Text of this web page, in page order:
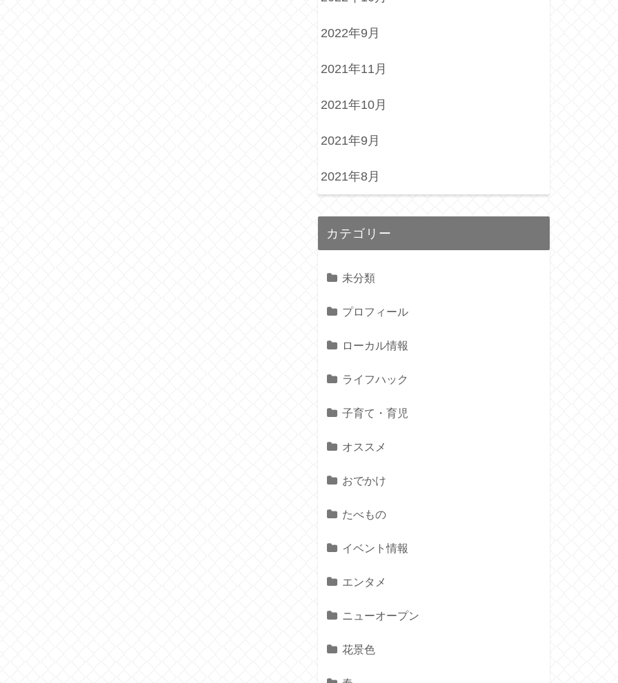
2022年9月
2021年11月
2021年10月
2021年9月
2021年8月
カテゴリー
未分類
プロフィール
ローカル情報
ライフハック
子育て・育児
オススメ
おでかけ
たべもの
イベント情報
エンタメ
ニューオープン
花景色